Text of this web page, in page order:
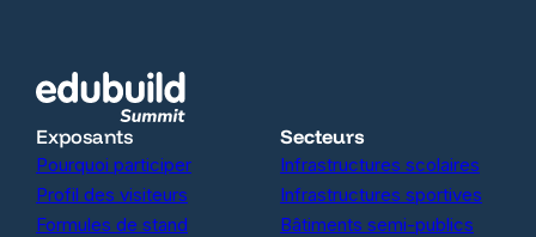
Exposants
Pourquoi participer
Profil des visiteurs
Formules de stand
Secteurs
Infrastructures scolaires
Infrastructures sportives
Bâtiments semi-publics